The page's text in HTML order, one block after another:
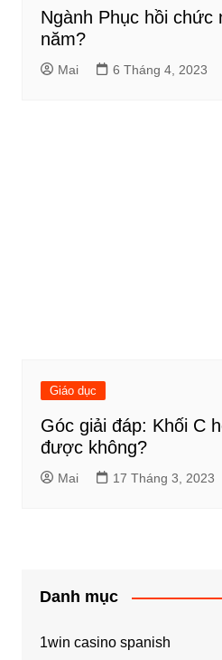
Ngành Phục hồi chức
năm?
Mai 6 Tháng 4, 2023
Giáo dục
Góc giải đáp: Khối C
được không?
Mai 17 Tháng 3, 2023
Danh mục
1win casino spanish